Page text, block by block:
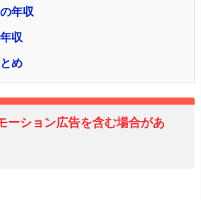
年収
収
め
ーション広告を含む場合があ